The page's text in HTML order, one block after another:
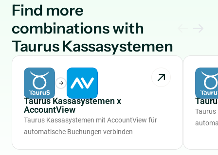
Find more
combinations with
Taurus Kassasystemen
Taurus Kassasystemen x
AccountView
Taurus Kassasystemen mit AccountView für
automatische Buchungen verbinden
Taurus